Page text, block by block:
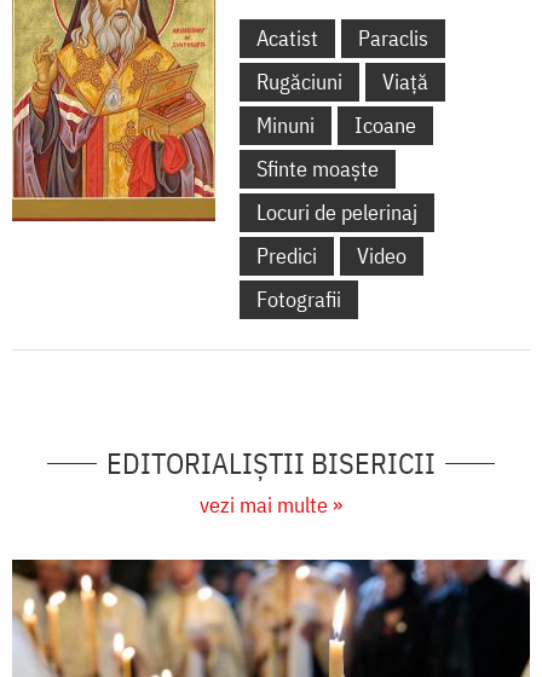
Acatist
Paraclis
Rugăciuni
Viață
Minuni
Icoane
Sfinte moaște
Locuri de pelerinaj
Predici
Video
Fotografii
EDITORIALIȘTII BISERICII
vezi mai multe »